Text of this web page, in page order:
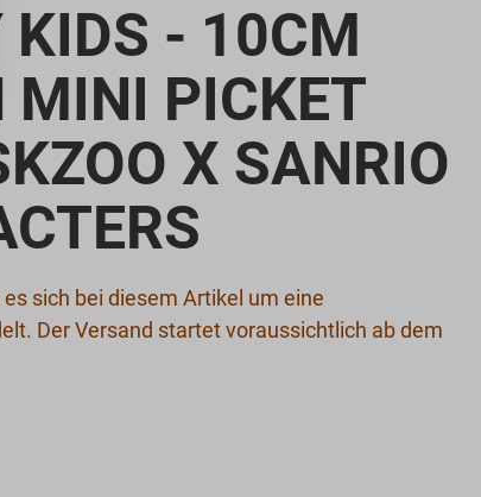
KIDS - 10CM
MINI PICKET
X SANRIO
sich bei diesem Artikel um eine
Der Versand startet voraussichtlich ab dem